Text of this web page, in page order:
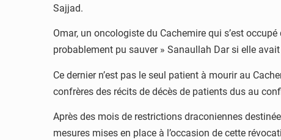
Sajjad.
Omar, un oncologiste du Cachemire qui s’est
probablement pu sauver » Sanaullah Dar si elle
Ce dernier n’est pas le seul patient à mourir au
confrères des récits de décès de patients dus au
Après des mois de restrictions draconiennes
mesures mises en place à l’occasion de cette